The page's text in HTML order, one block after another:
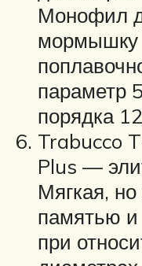
Монофил
мормышку
параметр
порядка
Trabucco
Plus —
Мягкая,
памятью и
при